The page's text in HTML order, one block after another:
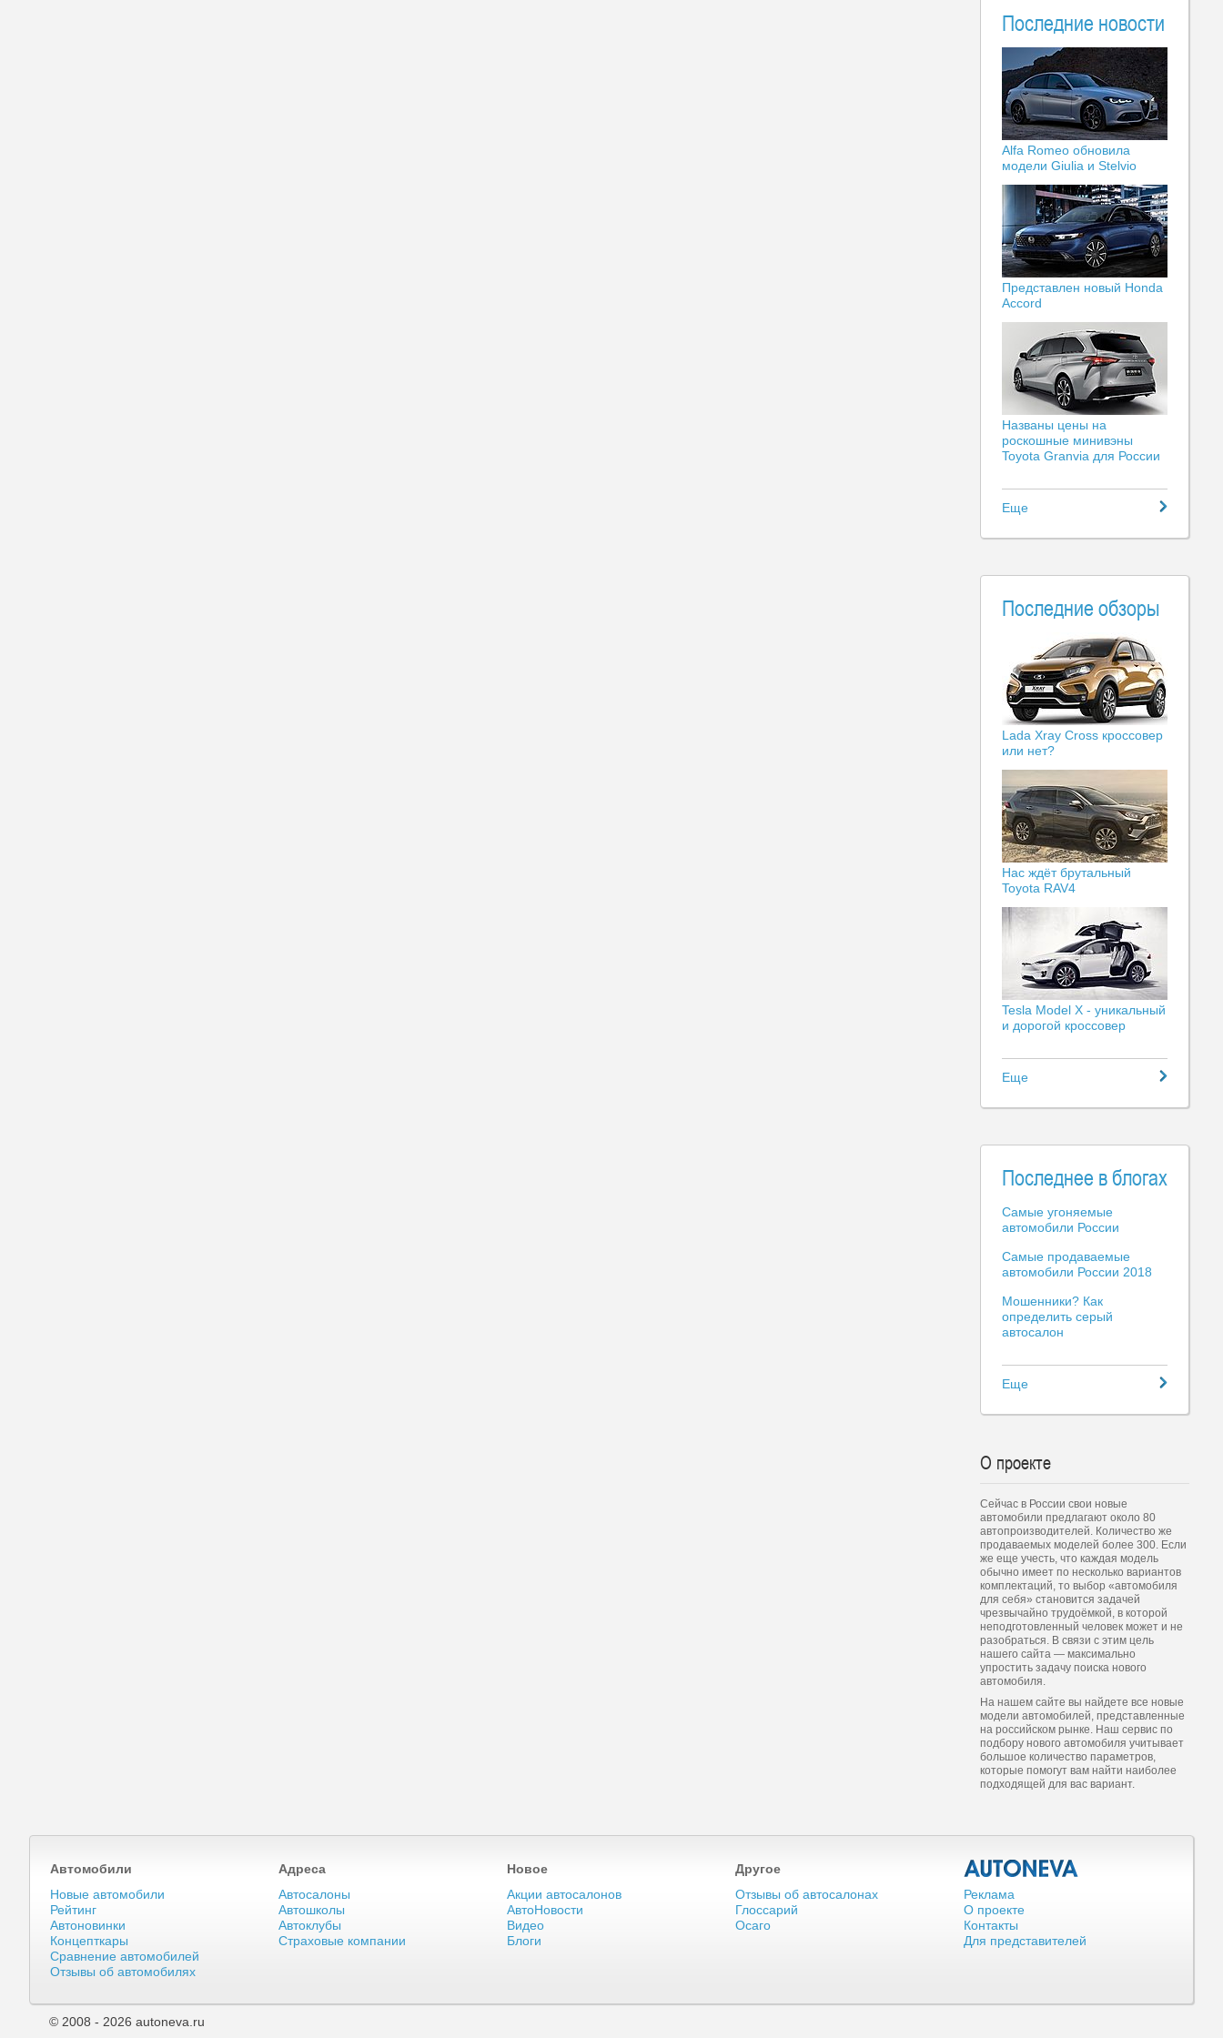
Последние новости
Alfa Romeo обновила
модели Giulia и Stelvio
Представлен новый Honda
Accord
Названы цены на
роскошные минивэны
Toyota Granvia для России
Еще
Последние обзоры
Lada Xray Cross кроссовер
или нет?
Нас ждёт брутальный
Toyota RAV4
Tesla Model X - уникальный
и дорогой кроссовер
Еще
Последнее в блогах
Самые угоняемые
автомобили России
Самые продаваемые
автомобили России 2018
Мошенники? Как
определить серый
автосалон
Еще
О проекте
Сейчас в России свои новые
автомобили предлагают около 80
автопроизводителей. Количество же
продаваемых моделей более 300. Если
же еще учесть, что каждая модель
обычно имеет по несколько вариантов
комплектаций, то выбор «автомобиля
для себя» становится задачей
чрезвычайно трудоёмкой, в которой
неподготовленный человек может и не
разобраться. В связи с этим цель
нашего сайта — максимально
упростить задачу поиска нового
автомобиля.
На нашем сайте вы найдете все новые
модели автомобилей, представленные
на российском рынке. Наш сервис по
подбору нового автомобиля учитывает
большое количество параметров,
которые помогут вам найти наиболее
подходящей для вас вариант.
Автомобили Адреса Новое
Другое
Новые автомобили
Рейтинг
Автоновинки
Концепткары
Сравнение автомобилей
Отзывы об автомобилях
Автосалоны
Автошколы
Автоклубы
Страховые компании
Акции автосалонов
АвтоНовости
Видео
Блоги
Отзывы об автосалонах
Глоссарий
Осаго
Реклама
О проекте
Контакты
Для представителей
© 2008 - 2026 autoneva.ru